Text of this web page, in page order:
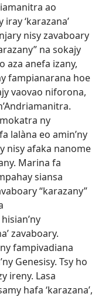
ao
‘karazana’
nisy zavaboary
na sokajy
aza anefa izany,
fampianarana hoe
vaovao niforona,
ny
lalàna eo amin’ny
nisy afaka nanome
Marina fa
siansa
“karazany”
zavaboary.
fampivadiana
Genesisy. Tsy ho
ireny. Lasa
hafa ‘karazana’,